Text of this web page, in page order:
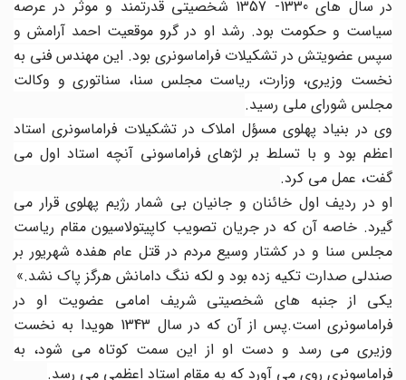
در سال های 1330- 1357 شخصیتی قدرتمند و موثر در عرصه
سیاست و حکومت بود. رشد او در گرو موقعیت احمد آرامش و
سپس عضویتش در تشکیلات فراماسونری بود. این مهندس فنی به
نخست وزیری، وزارت، ریاست مجلس سنا، سناتوری و وکالت
مجلس شورای ملی رسید.
وی در بنیاد پهلوی مسؤل املاک در تشکیلات فراماسونری استاد
اعظم بود و با تسلط بر لژهای فراماسونی آنچه استاد اول می
گفت، عمل می کرد.
او در ردیف اول خائنان و جانیان بی شمار رژیم پهلوی قرار می
گیرد. خاصه آن که در جریان تصویب کاپیتولاسیون مقام ریاست
مجلس سنا و در کشتار وسیع مردم در قتل عام هفده شهریور بر
صندلی صدارت تکیه زده بود و لکه ننگ دامانش هرگز پاک نشد.»
یکی از جنبه های شخصیتی شریف امامی عضویت او در
فراماسونری است.پس از آن که در سال 1343 هویدا به نخست
وزیری می رسد و دست او از این سمت کوتاه می شود، به
فراماسونری روی می آورد که به مقام استاد اعظمی می رسد.